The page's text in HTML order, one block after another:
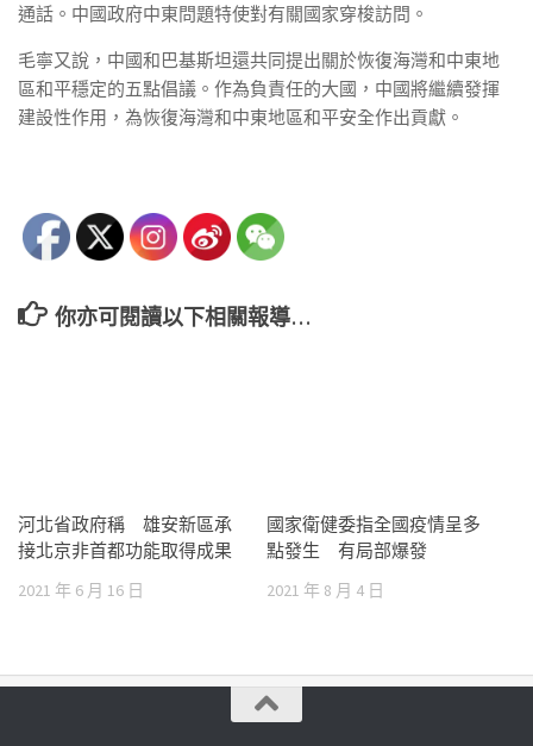
通話。中國政府中東問題特使對有關國家穿梭訪問。
毛寧又說，中國和巴基斯坦還共同提出關於恢復海灣和中東地
區和平穩定的五點倡議。作為負責任的大國，中國將繼續發揮
建設性作用，為恢復海灣和中東地區和平安全作出貢獻。
你亦可閱讀以下相關報導…
河北省政府稱 雄安新區承
接北京非首都功能取得成果
2021 年 6 月 16 日
國家衛健委指全國疫情呈多
點發生 有局部爆發
2021 年 8 月 4 日